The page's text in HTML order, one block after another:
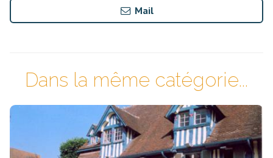
Mail
Dans la même catégorie...